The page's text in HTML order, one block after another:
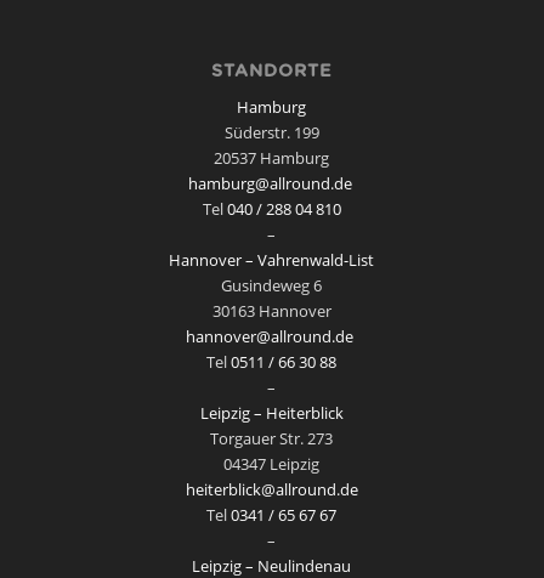
STANDORTE
Hamburg
Süderstr. 199
20537 Hamburg
hamburg@allround.de
Tel040 / 288 04 810
–
Hannover – Vahrenwald-List
Gusindeweg 6
30163 Hannover
hannover@allround.de
Tel0511 / 66 30 88
–
Leipzig – Heiterblick
Torgauer Str. 273
04347 Leipzig
heiterblick@allround.de
Tel0341 / 65 67 67
–
Leipzig – Neulindenau